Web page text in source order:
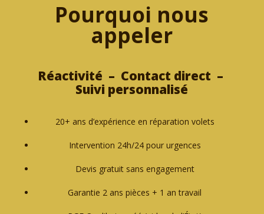
Pourquoi nous
appeler
Réactivité – Contact direct –
Suivi personnalisé
20+ ans d’expérience en réparation volets
Intervention 24h/24 pour urgences
Devis gratuit sans engagement
Garantie 2 ans pièces + 1 an travail